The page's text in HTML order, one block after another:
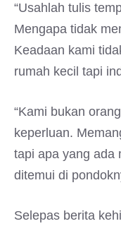
“Usahlah tulis
Mengapa tidak
Keadaan kami
rumah kecil tapi
“Kami bukan
keperluan.
tapi apa yang ada
ditemui di
Selepas berita